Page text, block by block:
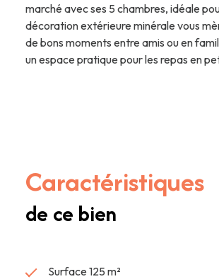
marché avec ses 5 chambres, idéale
décoration extérieure minérale vous
de bons moments entre amis ou en
un espace pratique pour les repas en
enfants pourront s'installer dans l'une
belle et bien conçue avec ses niches
kWh ep/m².an - GES C : 26 kg eqCO2/
informations sur les risques auxquels
de l'acquéreur, soit 295 000 € net
Caractéristiques
de ce bien
Surface 125 m²